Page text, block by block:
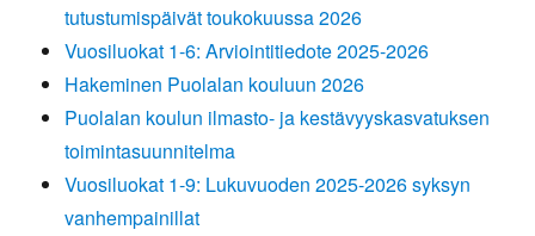
tutustumispäivät toukokuussa 2026
Vuosiluokat 1-6: Arviointitiedote 2025-2026
Hakeminen Puolalan kouluun 2026
Puolalan koulun ilmasto- ja kestävyyskasvatuksen
toimintasuunnitelma
Vuosiluokat 1-9: Lukuvuoden 2025-2026 syksyn
vanhempainillat